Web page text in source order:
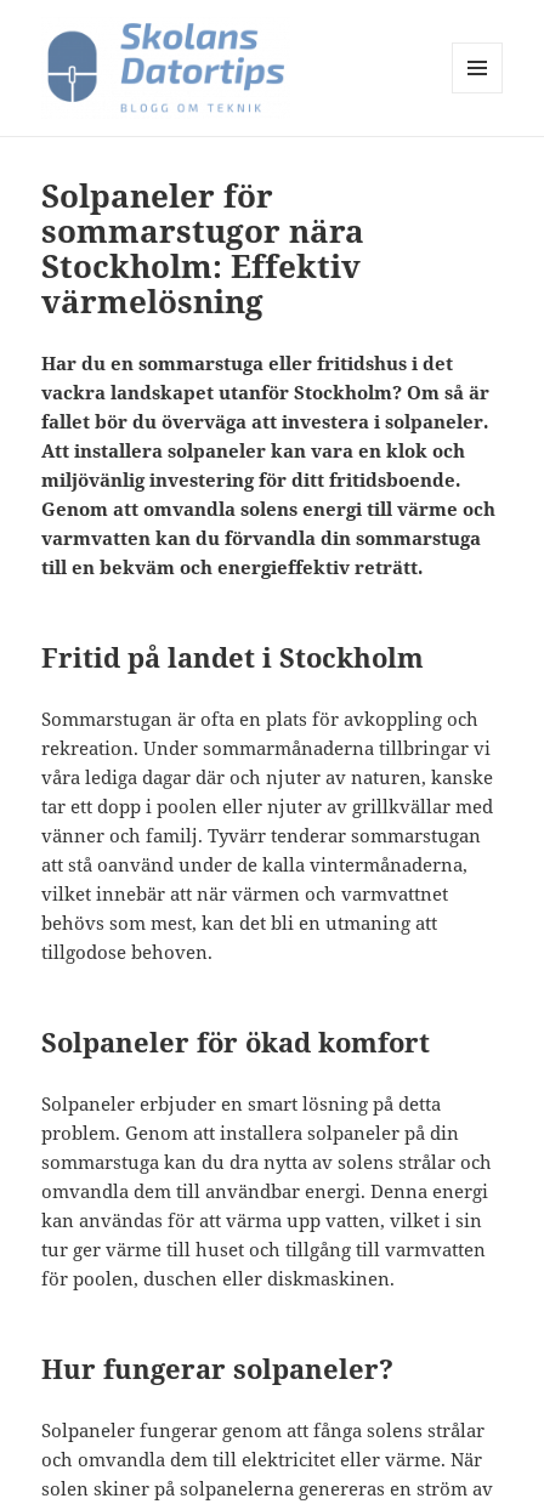
Solpaneler för
sommarstugor nära
Stockholm: Effektiv
värmelösning
Har du en sommarstuga eller fritidshus i det
vackra landskapet utanför Stockholm? Om så är
fallet bör du överväga att investera i solpaneler.
Att installera solpaneler kan vara en klok och
miljövänlig investering för ditt fritidsboende.
Genom att omvandla solens energi till värme och
varmvatten kan du förvandla din sommarstuga
till en bekväm och energieffektiv reträtt.
Fritid på landet i Stockholm
Sommarstugan är ofta en plats för avkoppling och
rekreation. Under sommarmånaderna tillbringar vi
våra lediga dagar där och njuter av naturen, kanske
tar ett dopp i poolen eller njuter av grillkvällar med
vänner och familj. Tyvärr tenderar sommarstugan
att stå oanvänd under de kalla vintermånaderna,
vilket innebär att när värmen och varmvattnet
behövs som mest, kan det bli en utmaning att
tillgodose behoven.
Solpaneler för ökad komfort
Solpaneler erbjuder en smart lösning på detta
problem. Genom att installera solpaneler på din
sommarstuga kan du dra nytta av solens strålar och
omvandla dem till användbar energi. Denna energi
kan användas för att värma upp vatten, vilket i sin
tur ger värme till huset och tillgång till varmvatten
för poolen, duschen eller diskmaskinen.
Hur fungerar solpaneler?
Solpaneler fungerar genom att fånga solens strålar
och omvandla dem till elektricitet eller värme. När
solen skiner på solpanelerna genereras en ström av